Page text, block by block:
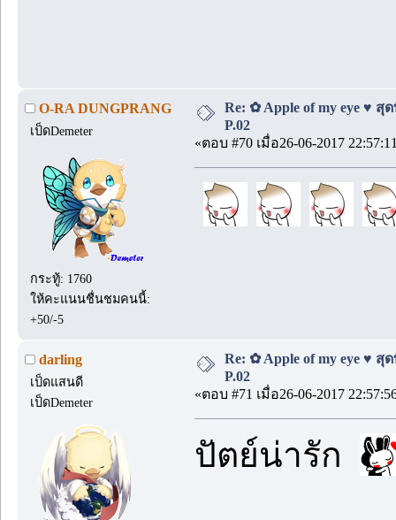
O-RA DUNGPRANG
เป็ดDemeter
กระทู้: 1760
ให้คะแนนชื่นชมคนนี้:
+50/-5
Re: ✿ Apple of my eye ♥
P.02
«ตอบ #70 เมื่อ26-06-2017
darling
เป็ดแสนดี
เป็ดDemeter
Re: ✿ Apple of my eye ♥
P.02
«ตอบ #71 เมื่อ26-06-2017
ปัตย์น่ารัก